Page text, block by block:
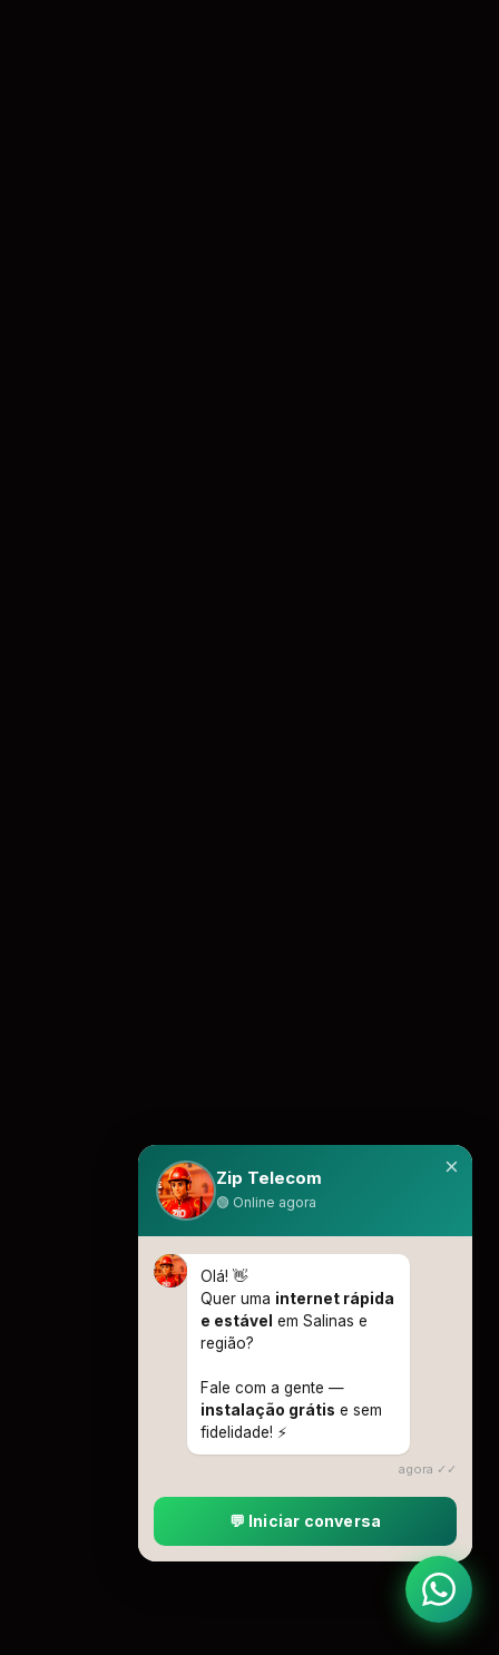
Zip Telecom
🟢 Online agora
×
Olá! 👋
Quer uma internet rápida
e estável em Salinas e
região?
Fale com a gente —
instalação grátis e sem
fidelidade! ⚡
agora ✓✓
💬 Iniciar conversa